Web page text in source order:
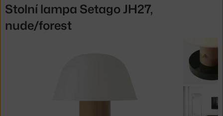
Stolní lampa Setago JH27,
nude/forest